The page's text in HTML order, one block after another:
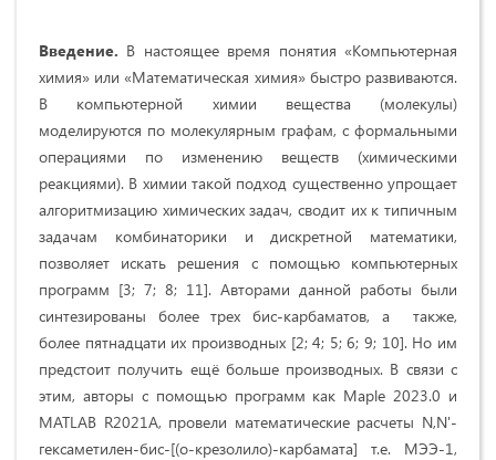
Введение. В настоящее время понятия «Компьютерная
химия» или «Математическая химия» быстро развиваются.
В компьютерной химии вещества (молекулы)
моделируются по молекулярным графам, с формальными
операциями по изменению веществ (химическими
реакциями). В химии такой подход существенно упрощает
алгоритмизацию химических задач, сводит их к типичным
задачам комбинаторики и дискретной математики,
позволяет искать решения с помощью компьютерных
программ [3; 7; 8; 11]. Авторами данной работы были
синтезированы более трех бис-карбаматов, а также,
более пятнадцати их производных [2; 4; 5; 6; 9; 10]. Но им
предстоит получить ещё больше производных. В связи с
этим, авторы с помощью программ как Maple 2023.0 и
MATLAB R2021A, провели математические расчеты N,N'-
гексаметилен-бис-[(о-крезолило)-карбамата] т.е. МЭЭ-1,